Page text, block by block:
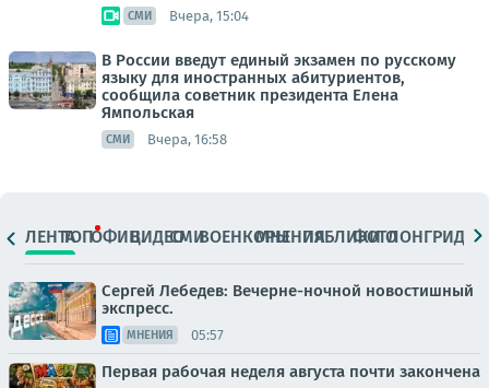
СМИ Вчера, 15:04
В России введут единый экзамен по русскому
языку для иностранных абитуриентов,
сообщила советник президента Елена
Ямпольская
СМИ Вчера, 16:58
ЛЕНТАТОПОФИЦ.ВИДЕОСМИВОЕНКОРЫМНЕНИЯПАБЛИКИ
ФОТОЛОНГРИДЫ
Сергей Лебедев: Вечерне-ночной новостишный
экспресс.
МНЕНИЯ 05:57
Первая рабочая неделя августа почти закончена